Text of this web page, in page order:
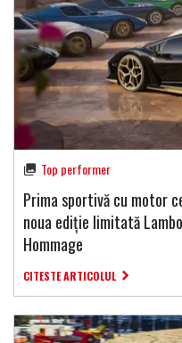
Top performer
Prima sportivă cu motor
noua ediție limitată
Hommage
CITESTE ARTICOLUL